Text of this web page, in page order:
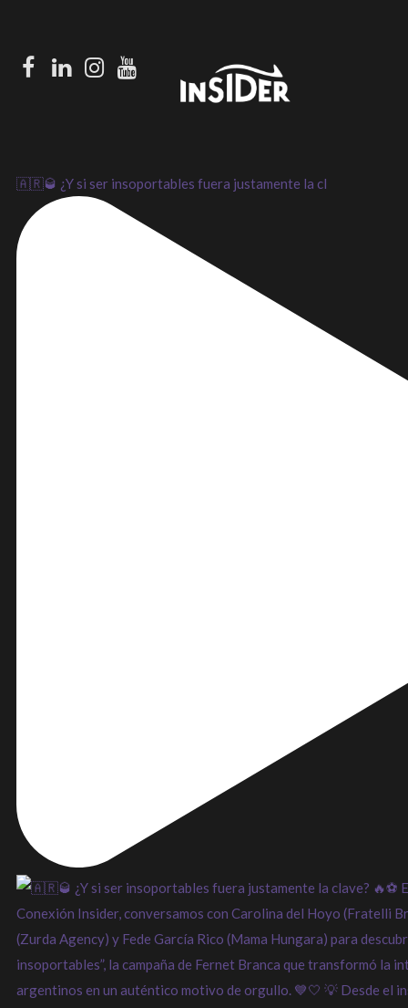
Facebook
LinkedIn
Instagram
Youtube
🇦🇷🥃 ¿Y si ser insoportables fuera justamente la cl